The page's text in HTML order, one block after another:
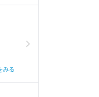
みる